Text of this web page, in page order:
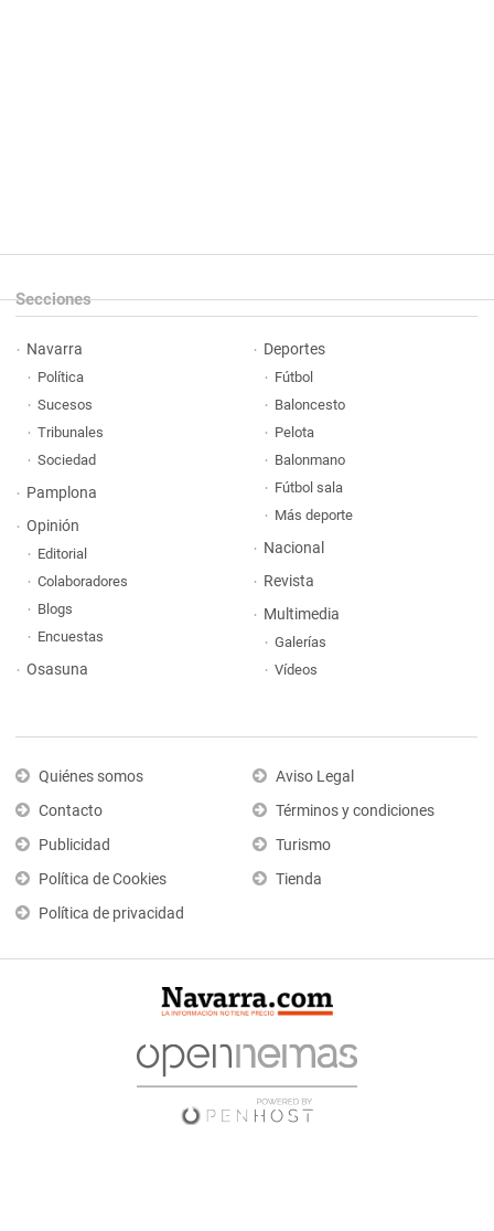
Secciones
Navarra
Política
Sucesos
Tribunales
Sociedad
Pamplona
Opinión
Editorial
Colaboradores
Blogs
Encuestas
Osasuna
Deportes
Fútbol
Baloncesto
Pelota
Balonmano
Fútbol sala
Más deporte
Nacional
Revista
Multimedia
Galerías
Vídeos
Quiénes somos
Contacto
Publicidad
Política de Cookies
Política de privacidad
Aviso Legal
Términos y condiciones
Turismo
Tienda